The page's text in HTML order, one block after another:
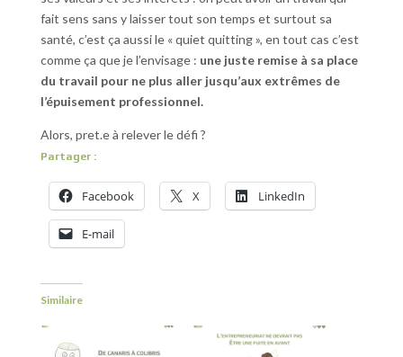
fait sens sans y laisser tout son temps et surtout sa
santé, c’est ça aussi le « quiet quitting », en tout cas c’est
comme ça que je l’envisage : une juste remise à sa place
du travail pour ne plus aller jusqu’aux extrêmes de
l’épuisement professionnel.
Alors, pret.e à relever le défi ?
Partager :
Facebook X LinkedIn
E-mail
Similaire